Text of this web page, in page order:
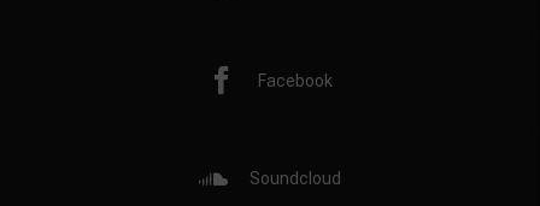
Facebook
Soundcloud